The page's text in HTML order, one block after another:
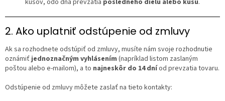
Prihlásenie
kusov, odo dňa prevzatia posledného dielu alebo kusu.
2. Ako uplatniť odstúpenie od zmluvy
Ak sa rozhodnete odstúpiť od zmluvy, musíte nám svoje rozhodnutie
oznámiťjednoznačným vyhlásením (napríklad listom zaslaným
poštou alebo e-mailom), a to najneskôr do 14 dníod prevzatia tovaru.
Odstúpenie od zmluvy môžete zaslať na tieto kontakty: